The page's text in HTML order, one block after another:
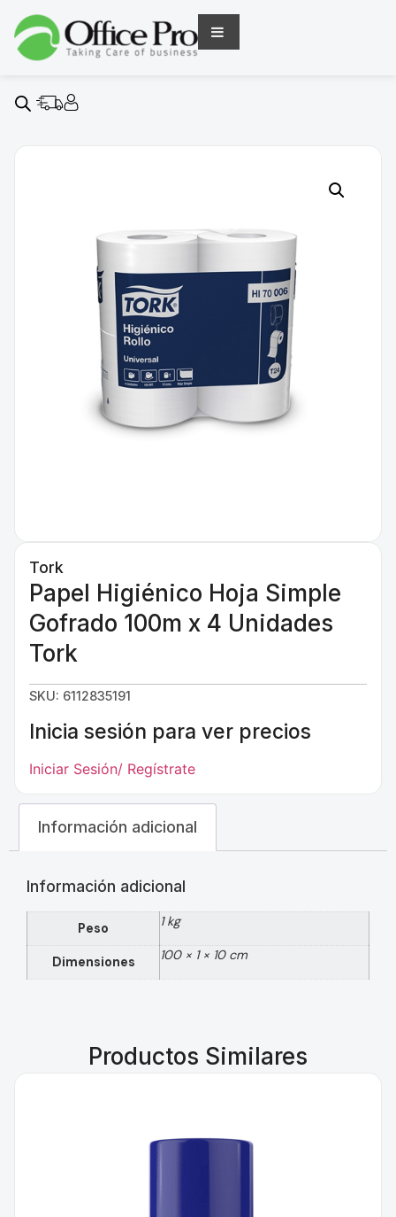
Tork
Papel Higiénico Hoja Simple
Gofrado 100m x 4 Unidades
Tork
SKU: 6112835191
Inicia sesión para ver precios
Iniciar Sesión/ Regístrate
Información adicional
Información adicional
Peso 1 kg
Dimensiones 100 × 1 × 10 cm
Productos Similares